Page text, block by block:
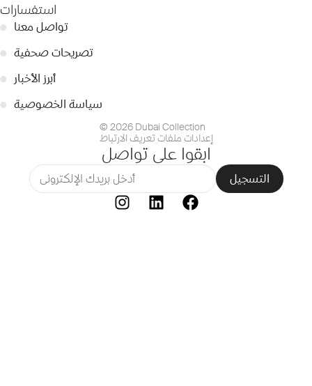
استفسارات
● تواصل معنا
● تصريحات صحفية
●
أبرز الأخبار
● سياسة الخصوصية
© 2026 Dubai Collection
إعدادات ملفات تعريف الارتباط
ابقوا على تواصل
التسجيل